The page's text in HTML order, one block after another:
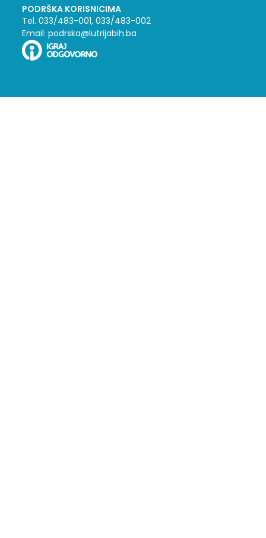
PODRŠKA KORISNICIMA
Tel. 033/483-001, 033/483-002
Email: podrska@lutrijabih.ba